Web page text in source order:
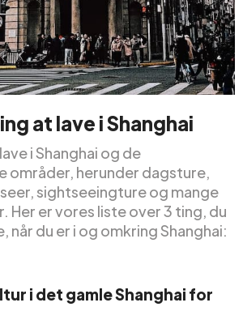
at lave i Shanghai
i Shanghai og de
områder, herunder dagsture,
sightseeingture og mange
Her er vores liste over 3 ting, du
når du er i og omkring Shanghai:
i det gamle Shanghai for